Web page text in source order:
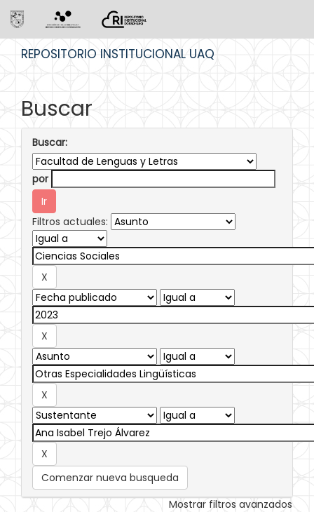
REPOSITORIO INSTITUCIONAL UAQ
Buscar
Buscar:
por
Filtros actuales:
Comenzar nueva busqueda
Mostrar filtros avanzados